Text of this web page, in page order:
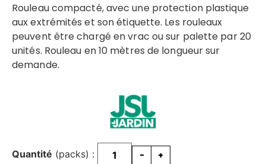
Rouleau compacté, avec une protection plastique
aux extrémités et son étiquette. Les rouleaux
peuvent être chargé en vrac ou sur palette par 20
unités. Rouleau en 10 mètres de longueur sur
demande.
Quantité (packs) : - +